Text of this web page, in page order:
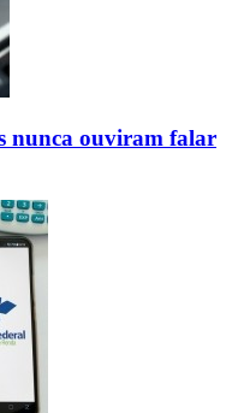
nunca ouviram falar